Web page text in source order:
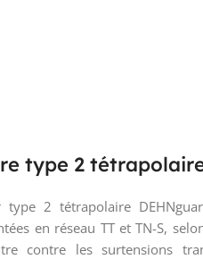
type 2
type 2 tétrapolaire
en réseau TT et TN-S,
contre les surtensions